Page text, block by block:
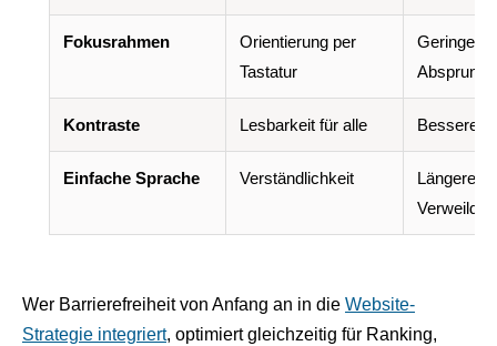
Fokusrahmen
Orientierung per
Tastatur
Geringere
Kontraste Lesbarkeit für alle Bessere
Einfache Sprache Verständlichkeit
Längere
Wer Barrierefreiheit von Anfang an in die Website-
Strategie integriert, optimiert gleichzeitig für Ranking,